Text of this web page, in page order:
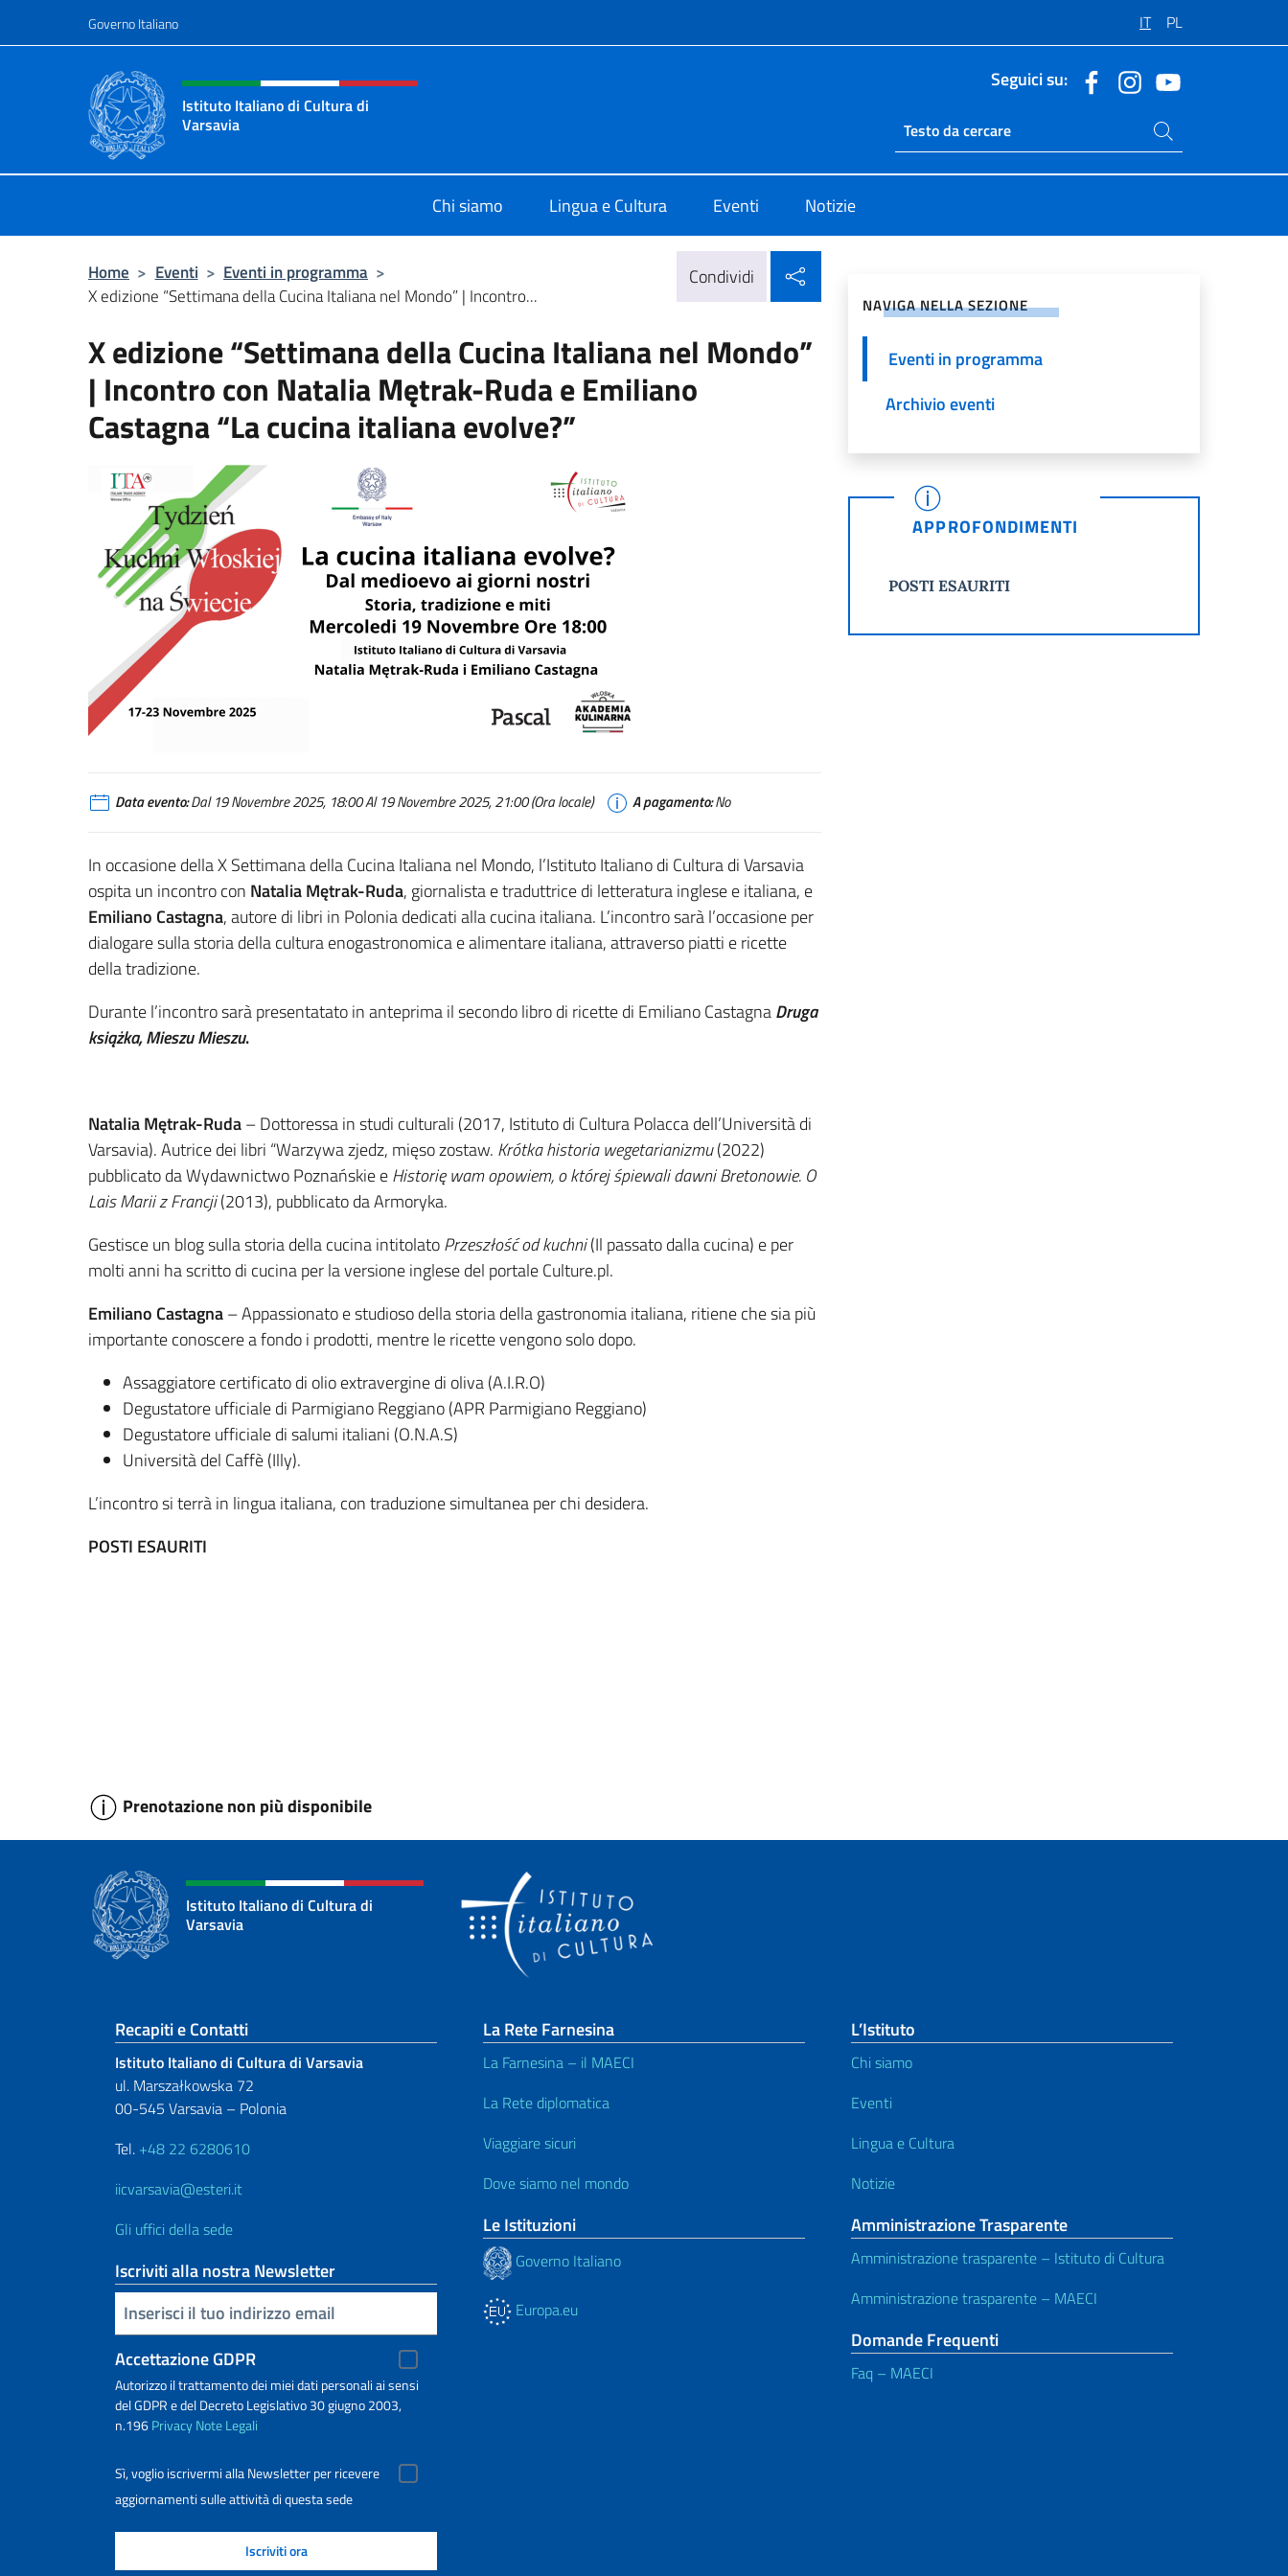
Governo Italiano IT PL
Intestazione sito, social e menù
Istituto Italiano di Cultura di
Varsavia
Seguici su:
Ricerca sito live
Cerca nel sito
Chi siamo Lingua e Cultura Eventi Notizie
Home > Eventi > Eventi in programma >
X edizione “Settimana della Cucina Italiana nel Mondo” | Incontro...
Condividi
X edizione “Settimana della Cucina Italiana nel Mondo”
| Incontro con Natalia Mętrak-Ruda e Emiliano
Castagna “La cucina italiana evolve?”
Data evento:Dal 19 Novembre 2025, 18:00 Al 19 Novembre 2025, 21:00 (Ora locale) A pagamento:No
In occasione della X Settimana della Cucina Italiana nel Mondo, l’Istituto Italiano di Cultura di Varsavia
ospita un incontro con Natalia Mętrak-Ruda, giornalista e traduttrice di letteratura inglese e italiana, e
Emiliano Castagna, autore di libri in Polonia dedicati alla cucina italiana. L’incontro sarà l’occasione per
dialogare sulla storia della cultura enogastronomica e alimentare italiana, attraverso piatti e ricette
della tradizione.
Durante l’incontro sarà presentatato in anteprima il secondo libro di ricette di Emiliano CastagnaDruga
książka, Mieszu Mieszu.
Natalia Mętrak-Ruda– Dottoressa in studi culturali (2017, Istituto di Cultura Polacca dell’Università di
Varsavia). Autrice dei libri “Warzywa zjedz, mięso zostaw. Krótka historia wegetarianizmu(2022)
pubblicato da Wydawnictwo Poznańskie eHistorię wam opowiem, o której śpiewali dawni Bretonowie. O
Lais Marii z Francji(2013), pubblicato da Armoryka.
Gestisce un blog sulla storia della cucina intitolatoPrzeszłość od kuchni(Il passato dalla cucina) e per
molti anni ha scritto di cucina per la versione inglese del portale Culture.pl.
Emiliano Castagna– Appassionato e studioso della storia della gastronomia italiana, ritiene che sia più
importante conoscere a fondo i prodotti, mentre le ricette vengono solo dopo.
Assaggiatore certificato di olio extravergine di oliva (A.I.R.O)
Degustatore ufficiale di Parmigiano Reggiano (APR Parmigiano Reggiano)
Degustatore ufficiale di salumi italiani (O.N.A.S)
Università del Caffè (Illy).
L’incontro si terrà in lingua italiana, con traduzione simultanea per chi desidera.
POSTI ESAURITI
Prenotazione non più disponibile
NAVIGA NELLA SEZIONE
Eventi in programma
Archivio eventi
APPROFONDIMENTI
POSTI ESAURITI
Istituto Italiano di Cultura di
Varsavia
Sezione footer
Recapiti e Contatti
Istituto Italiano di Cultura di Varsavia
ul. Marszałkowska 72
00-545 Varsavia – Polonia
Tel. +48 22 6280610
iicvarsavia@esteri.it
Gli uffici della sede
Iscriviti alla nostra Newsletter
Inserisci la tua email
Accettazione GDPR
Autorizzo il trattamento dei miei dati personali ai sensi
del GDPR e del Decreto Legislativo 30 giugno 2003,
n.196PrivacyNote Legali
Sì, voglio iscrivermi alla Newsletter per ricevere
aggiornamenti sulle attività di questa sede
La Rete Farnesina
La Farnesina – il MAECI
La Rete diplomatica
Viaggiare sicuri
Dove siamo nel mondo
Le Istituzioni
Governo Italiano
Europa.eu
L’Istituto
Chi siamo
Eventi
Lingua e Cultura
Notizie
Amministrazione Trasparente
Amministrazione trasparente – Istituto di Cultura
Amministrazione trasparente – MAECI
Domande Frequenti
Faq – MAECI